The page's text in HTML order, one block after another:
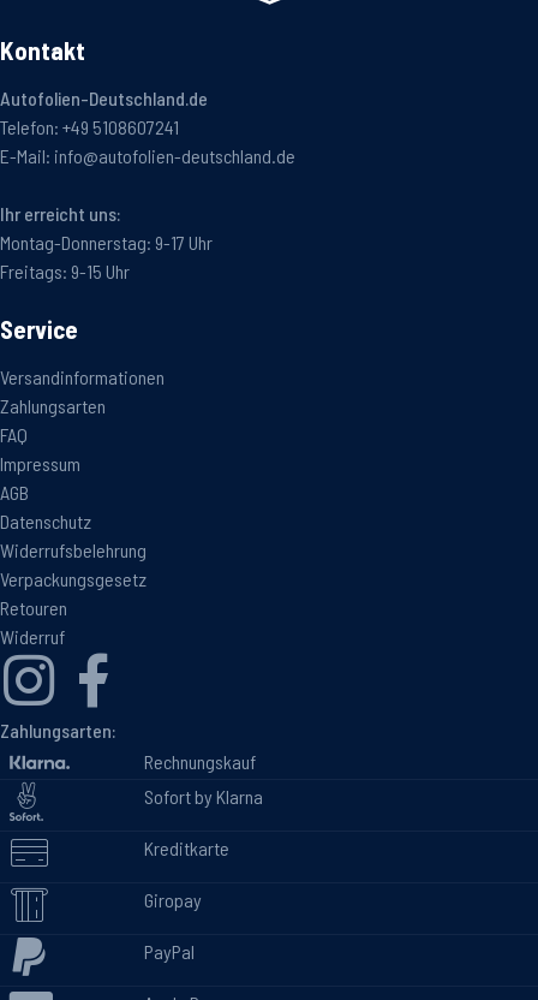
Kontakt
Autofolien-Deutschland.de
Telefon: +49 5108607241
E-Mail: info@autofolien-deutschland.de
Ihr erreicht uns:
Montag-Donnerstag: 9-17 Uhr
Freitags: 9-15 Uhr
Service
Versandinformationen
Zahlungsarten
FAQ
Impressum
AGB
Datenschutz
Widerrufsbelehrung
Verpackungsgesetz
Retouren
Widerruf
Zahlungsarten:
Rechnungskauf
Sofort by Klarna
Kreditkarte
Giropay
PayPal